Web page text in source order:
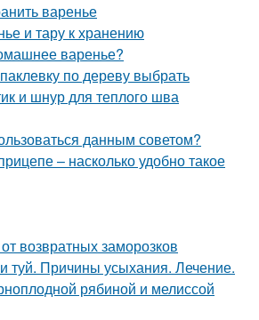
варенье
и тару к хранению
варенье?
по дереву выбрать
и шнур для теплого шва
данным советом?
– насколько удобно такое
возвратных заморозков
туй. Причины усыхания. Лечение.
рябиной и мелиссой